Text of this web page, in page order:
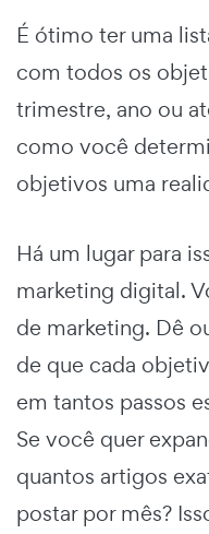
É ótimo ter uma
com todos os
trimestre, ano ou
como você
objetivos uma
Há um lugar para
marketing digital.
de marketing. Dê
de que cada
em tantos passos
Se você quer
quantos artigos
postar por mês?